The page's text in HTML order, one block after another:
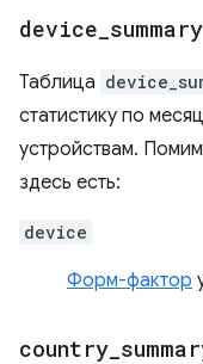
device summary
Таблица
статистику по
устройствам.
здесь есть:
device
Форм-фактор
country